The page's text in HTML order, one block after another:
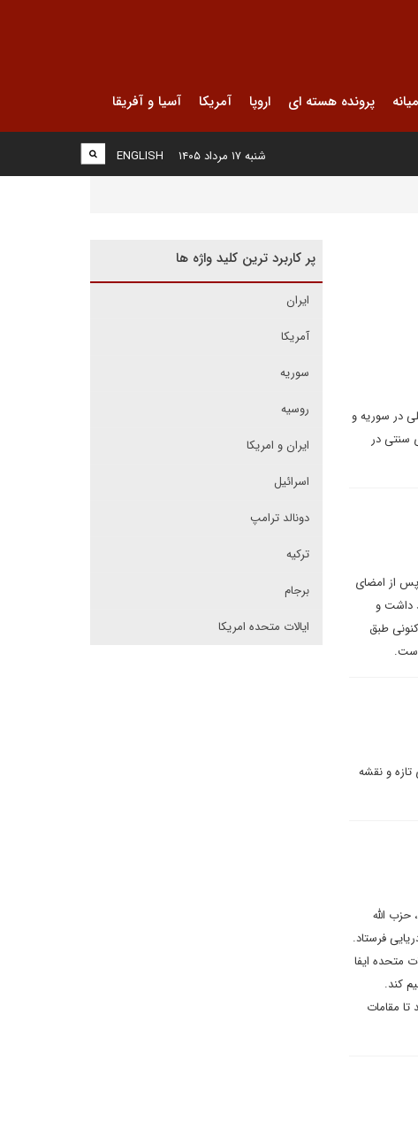
پرونده هسته ای اروپا آمریکا آسیا و آفریقا
ENGLISH شنبه ۱۷ مرداد ۱۴۰۵
در سوریه و
سنتی در
پس از امضای
داشت و
طبق
و نقشه
الله
فرستاد.
متحده ایفا
کند.
مقامات
پر کاربرد ترین کلید واژه ها
ایران
آمریکا
سوریه
روسیه
ایران و امریکا
اسرائیل
دونالد ترامپ
ترکیه
برجام
ایالات متحده امریکا